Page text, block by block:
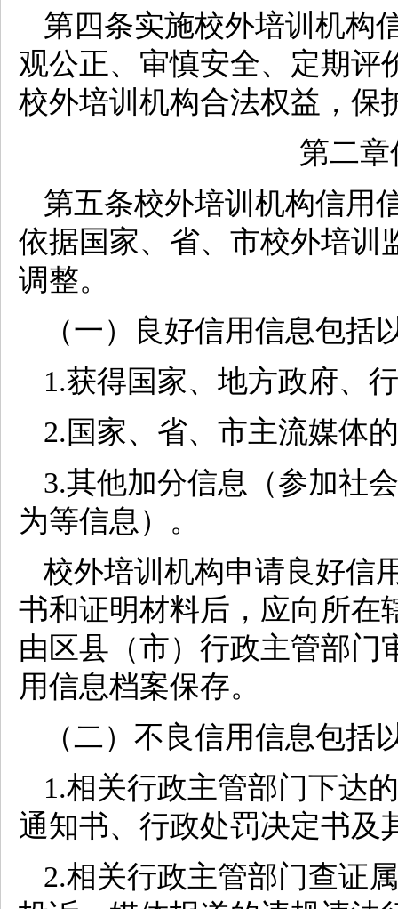
第四条实施校外培训机构
观公正、审慎安全、定期评
校外培训机构合法权益，保
第二
第五条校外培训机构信用
依据国家、省、市校外培训
调整。
（一）良好信用信息包括
1.获得国家、地方政府、
2.国家、省、市主流媒体
3.其他加分信息（参加社
为等信息）。
校外培训机构申请良好信
书和证明材料后，应向所在
由区县（市）行政主管部门
用信息档案保存。
（二）不良信用信息包括
1.相关行政主管部门下达
通知书、行政处罚决定书及
2.相关行政主管部门查证